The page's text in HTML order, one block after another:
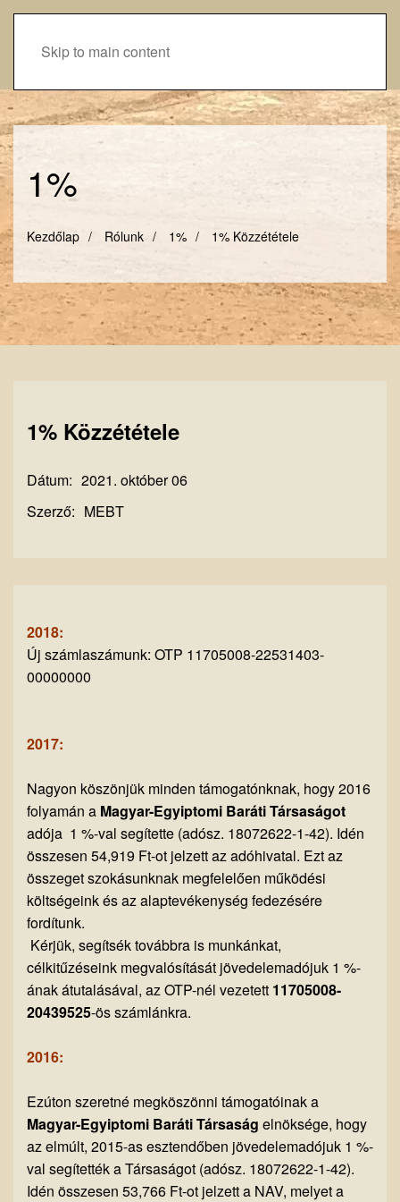
Skip to main content
1%
Kezdőlap Rólunk 1% 1% Közzététele
1% Közzététele
Dátum: 2021. október 06
Szerző: MEBT
2018:
Új számlaszámunk: OTP 11705008-22531403-
00000000
2017:
Nagyon köszönjük minden támogatónknak, hogy 2016
folyamán a Magyar-Egyiptomi Baráti Társaságot
adója 1 %-val segítette (adósz. 18072622-1-42). Idén
összesen 54,919 Ft-ot jelzett az adóhivatal. Ezt az
összeget szokásunknak megfelelően működési
költségeink és az alaptevékenység fedezésére
fordítunk.
Kérjük, segítsék továbbra is munkánkat,
célkitűzéseink megvalósítását jövedelemadójuk 1 %-
ának átutalásával, az OTP-nél vezetett 11705008-
20439525-ös számlánkra.
2016:
Ezúton szeretné megköszönni támogatóinak a
Magyar-Egyiptomi Baráti Társaság elnöksége, hogy
az elmúlt, 2015-as esztendőben jövedelemadójuk 1 %-
val segítették a Társaságot (adósz. 18072622-1-42).
Idén összesen 53,766 Ft-ot jelzett a NAV, melyet a